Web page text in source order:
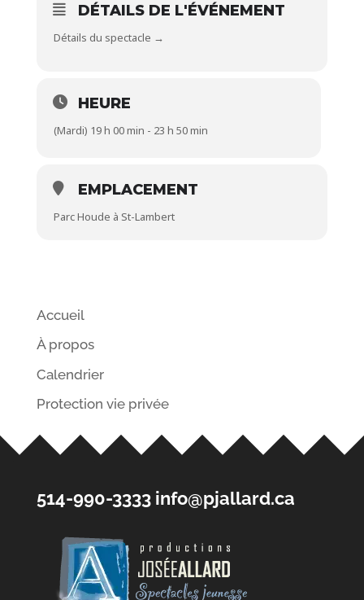
DÉTAILS DE L'ÉVÉNEMENT
Détails du spectacle →
HEURE
(Mardi) 19 h 00 min - 23 h 50 min
EMPLACEMENT
Parc Houde à St-Lambert
Accueil
À propos
Calendrier
Protection vie privée
514-990-3333 info@pjallard.ca